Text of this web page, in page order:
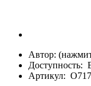
Автор:
Доступность:
Артикул: